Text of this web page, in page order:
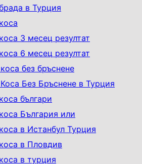
в Турция
3 месец резултат
6 месец резултат
без бръснене
Без Бръснене в Турция
българи
България или
в Истанбул Турция
в Пловдив
в турция